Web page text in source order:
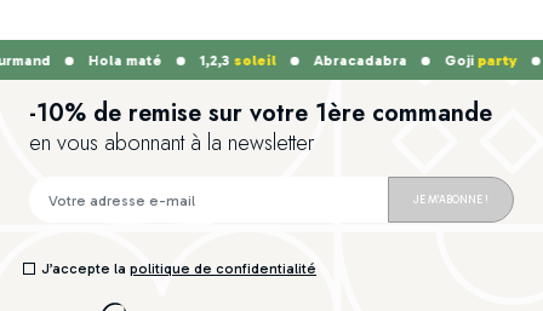
Hola maté 1,2,3soleil Abracadabra Gojiparty
-10% de remise sur votre 1ère commande
en vous abonnant à la newsletter
JE M'ABONNE !
J’accepte la politique de confidentialité